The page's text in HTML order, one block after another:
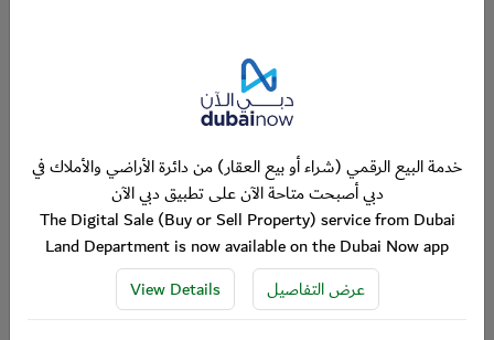
خدمة البيع الرقمي (شراء أو بيع العقار) من دائرة الأراضي والأملاك في
دبي أصبحت متاحة الآن على تطبيق دبي الآن
The Digital Sale (Buy or Sell Property) service from Dubai
Land Department is now available on the Dubai Now app
View Details
عرض التفاصيل